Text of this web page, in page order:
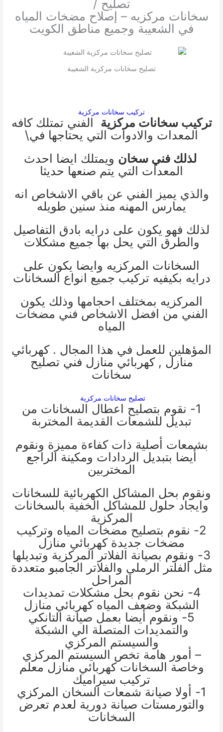
تصليح /
سخانات مركزيه – إصلاح مضخات المياه
في الشعيبة وجميع مناطق الكويت
تصليح سخانات مركزية الشعيبة
تركيب سخانات مركزية
تركيب سخانات مركزية الفني تمتلك كافه
المعدات والادوات التي يحتاجها في\
لذلك فني سخان ويمتلك ايضا احدث
المعدات التي يتم صنعها حديثا
والذي يميز الفني عن باقي الاشخاص انه
يمارس المهنه منذ سنين طويله
لذلك فهو يكون على درايه بادق التفاصيل
والطرق التي يحل بها جميع مشكلات
السخانات المركزيه وايضا يكون على
درايه بكيفيه تركيب جميع انواع السخانات
المركزيه بمختلف احجامها وذلك يكون
الفني من افضل الاشخاص فني مضخات
المياه
المؤهلين للعمل في هذا المجال .كهربائي
منازل ,كهربائي منازل فني تصليح
سخانات
تصليح سخانات مركزية
1- نقوم بتصليح اعطال السخانات من
تبديل للشمعات القديمة المختربة
بشمعات أصلية ذات كفاءة مميزة ونقوم
أيضا بتبديل الردادات ومكينة الراجع
المختربين
ونقوم بحل المشاكل الكهربائية للسخانات
وايجاد حلول للمشاكل الخفية بالسخانات
المركزية
2- نقوم بتصليح مضخات المياه وتركيب
مضخات جديدةكهربائي منازل
3- ونقوم بصيانة الفلاتر المركزية وتبديلها
مثل الفلتر الرملي والفلاتر الجامبو متعددة
المراحل
4- نحن نقوم بحل مشكلات تمديدات
الشبكة وضعف المياهكهربائي منازل
5- ونقوم أيضا بعمل صيانة التانكي
والتمديدات المتصلة الي الشبكة
والسيستم المركزي
– أمور هامة تخص السيستم المركزي
وخاصة السخاناتكهربائي منازل معلم
تركيب سيراميك
1- أولا صيانة شمعات السخان المركزي
والتورمستات صيانة دورية لعدم تعرض
السخانات